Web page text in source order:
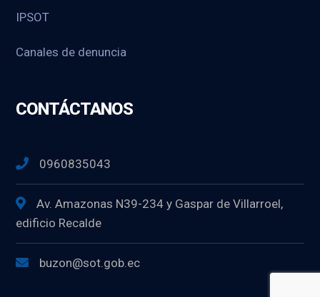
IPSOT
Canales de denuncia
CONTÁCTANOS
0960835043
Av. Amazonas N39-234 y Gaspar de Villarroel,
edificio Recalde
buzon@sot.gob.ec